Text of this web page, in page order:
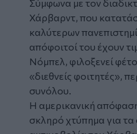
Σύμφωνα με τον
Χάρβαρντ, που
καλύτερων
απόφοιτοί του έχουν
Νόμπελ, φιλοξενεί
«διεθνείς φοιτητές»,
συνόλου.
Η αμερικανική
σκληρό χτύπημα για τα